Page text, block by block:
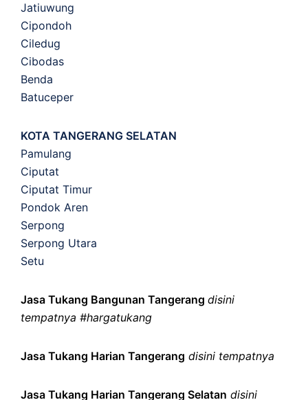
Jatiuwung
Cipondoh
Ciledug
Cibodas
Benda
Batuceper
KOTA TANGERANG SELATAN
Pamulang
Ciputat
Ciputat Timur
Pondok Aren
Serpong
Serpong Utara
Setu
Jasa Tukang Bangunan Tangerang disini
tempatnya #hargatukang
Jasa Tukang Harian Tangerang disini tempatnya
Jasa Tukang Harian Tangerang Selatan disini